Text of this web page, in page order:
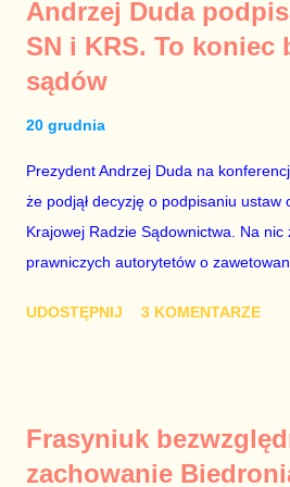
PiS, a następnie uzyskują stanowiska
Państwa ze względu na to, że partia
tych spółek i wymienia
które zawsze może się zdarzyć, a
osoba z kwalifikacjami wpłaca na
obejmuje prace w spółce, która jest
przez ta partię. Przeciwnie.
Andrzej Duda
SN i KRS. To koniec
sądów
20 grudnia
Prezydent Andrzej Duda na
że podjął decyzję o podpisaniu ustaw
Krajowej Radzie Sądownictwa. Na nic
prawniczych autorytetów o
ostatecznie zniszczy niezależność
Ziobro. Żenujące są tłumaczenia
to jego ustawy. Prawda jest taka, że
UDOSTĘPNIJ 3 KOMENTARZE
Frasyniuk
zachowanie